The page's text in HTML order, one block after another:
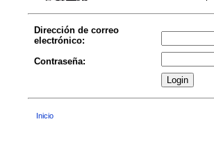
Dirección de correo
electrónico:
Contraseña:
Inicio